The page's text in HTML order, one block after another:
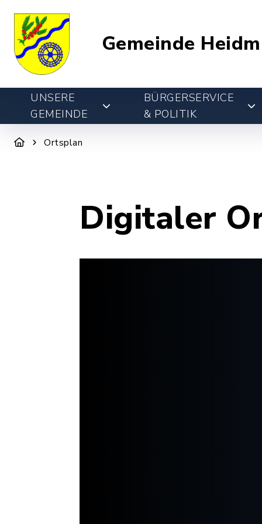
Gemeinde
UNSERE
GEMEINDE
BÜRGERSERVICE
& POLITIK
Ortsplan
Digitaler